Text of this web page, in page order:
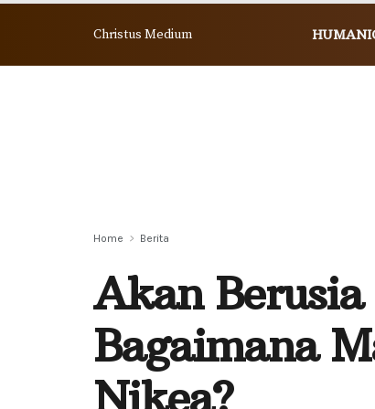
Christus Medium
Home Berita
Akan
Bagaimana
Nikea?